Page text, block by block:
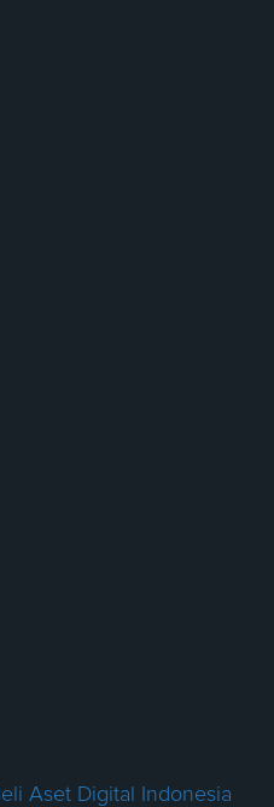
Aset Digital Indonesia